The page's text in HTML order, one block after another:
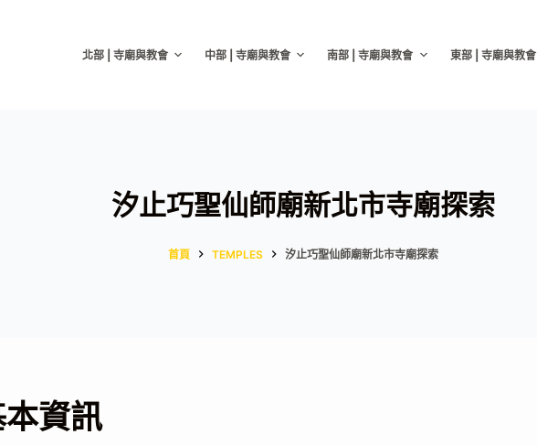
北部 | 寺廟與教會 中部 | 寺廟與教會 南部 | 寺廟與教會 東部 | 寺廟與教會
汐止巧聖仙師廟新北市寺廟探索
首頁 TEMPLES 汐止巧聖仙師廟新北市寺廟探索
資訊